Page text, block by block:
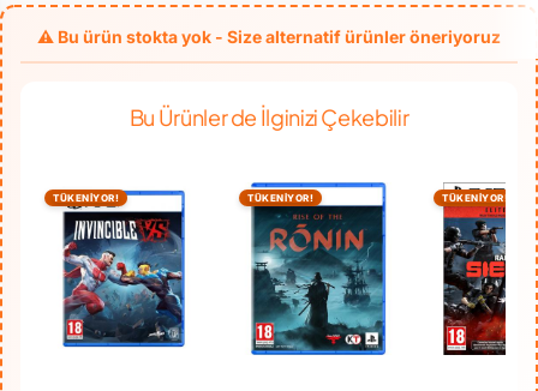
Bu Ürünler de İlginizi Çekebilir
TÜKENİYOR! TÜKENİYOR! TÜKENİYOR!